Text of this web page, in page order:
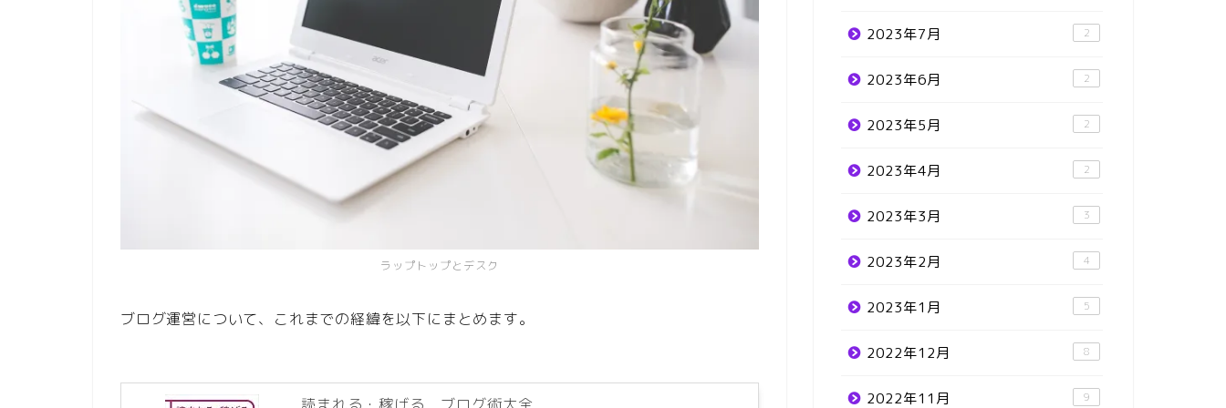
ラップトップとデスク
ブログ運営について、これまでの経緯を以下にまとめます。
2023年7月 2
2023年6月 2
2023年5月 2
2023年4月 2
2023年3月 3
2023年2月 4
2023年1月 5
2022年12月 8
2022年11月 9